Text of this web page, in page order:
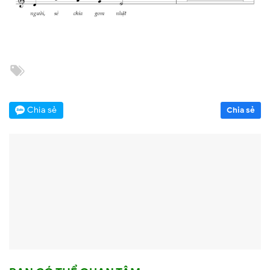
Chia sẻ Chia sẻ